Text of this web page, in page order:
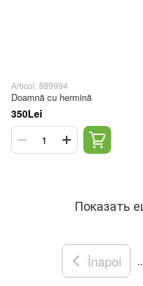
Articol: 889994
Doamnă cu hermină
350Lei
Показать
Înapoi